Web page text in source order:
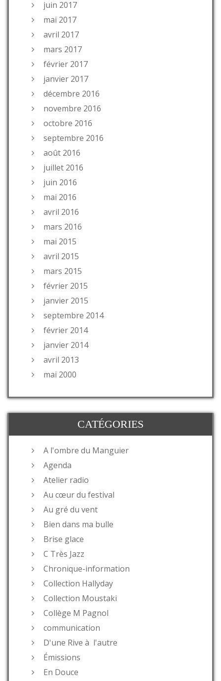
juin 2017
mai 2017
avril 2017
mars 2017
février 2017
janvier 2017
décembre 2016
novembre 2016
octobre 2016
septembre 2016
août 2016
juillet 2016
juin 2016
mai 2016
avril 2016
mars 2016
mai 2015
avril 2015
mars 2015
février 2015
janvier 2015
septembre 2014
février 2014
janvier 2014
avril 2013
mai 2000
CATÉGORIES
A l'ombre du Manguier
Agenda
Atelier radio
Au cœur du festival
Au gré du vent
Bien dans ma bulle
Brise glace
C Très Jazz
Chronique-information
Collection Hallyday
Collection Moustaki
Collège M Pagnol
communication
D'une Rive à l'autre
Émissions
En Douce